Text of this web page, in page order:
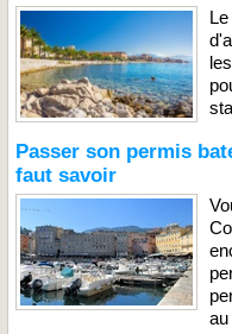
Passer son permis
faut savoir
au